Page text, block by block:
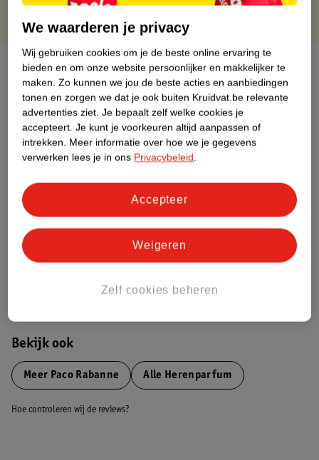
Over dit product
Productinformatie
Etiketinformatie
Nature Impact Score
Dit product heeft (nog) geen Nature
Impact Score.
Bestel & Bezorginformatie
Bekijk ook
Meer Paco Rabanne Alle Herenparfum
Hoe controleren wij de reviews?
We waarderen je privacy
Wij gebruiken cookies om je de beste online ervaring te
bieden en om onze website persoonlijker en makkelijker te
maken. Zo kunnen we jou de beste acties en aanbiedingen
tonen en zorgen we dat je ook buiten Kruidvat.be relevante
advertenties ziet. Je bepaalt zelf welke cookies je
accepteert. Je kunt je voorkeuren altijd aanpassen of
intrekken. Meer informatie over hoe we je gegevens
verwerken lees je in ons Privacybeleid.
Zelf cookies beheren
Weigeren
Accepteer